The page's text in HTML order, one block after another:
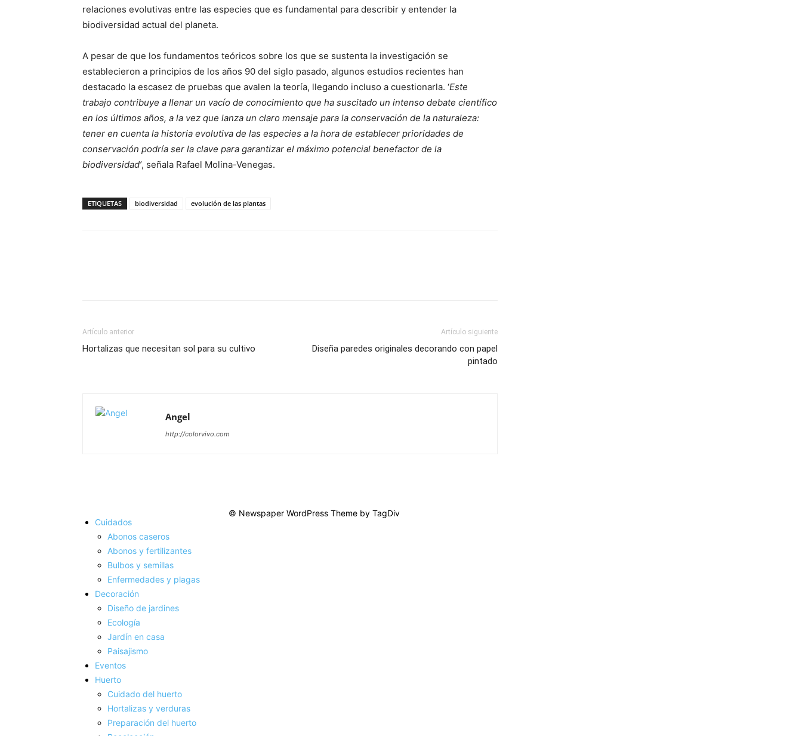
relaciones evolutivas entre las especies que es fundamental para describir y entender la
biodiversidad actual del planeta.
A pesar de que los fundamentos teóricos sobre los que se sustenta la investigación se
establecieron a principios de los años 90 del siglo pasado, algunos estudios recientes han
destacado la escasez de pruebas que avalen la teoría, llegando incluso a cuestionarla. ‘Este
trabajo contribuye a llenar un vacío de conocimiento que ha suscitado un intenso debate científico
en los últimos años, a la vez que lanza un claro mensaje para la conservación de la naturaleza:
tener en cuenta la historia evolutiva de las especies a la hora de establecer prioridades de
conservación podría ser la clave para garantizar el máximo potencial benefactor de la
biodiversidad’, señala Rafael Molina-Venegas.
ETIQUETAS biodiversidad evolución de las plantas
Artículo anterior
Hortalizas que necesitan sol para su cultivo
Artículo siguiente
Diseña paredes originales decorando con papel
pintado
Angel
http://colorvivo.com
Cuidados
Abonos caseros
Abonos y fertilizantes
Bulbos y semillas
Enfermedades y plagas
Decoración
Diseño de jardines
Ecología
Jardín en casa
Paisajismo
Eventos
Huerto
Cuidado del huerto
Hortalizas y verduras
Preparación del huerto
© Newspaper WordPress Theme by TagDiv